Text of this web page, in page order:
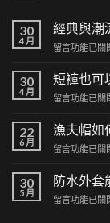
30
4 月
經典與潮
在
典
與
潮
的
集：
街
風
留言功能已關
30
4 月
短褲也可
在
褲
也
可
時
工
留言功能已關
22
6 月
漁夫帽如
在
夫
帽
如
留言功能已關
30
5 月
防水外套
在
留言功能已關